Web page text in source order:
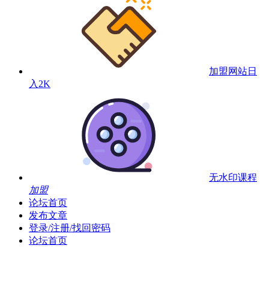
加盟网站日
入2K
无水印课程
加盟
论坛首页
发布文章
登录/注册/找回密码
论坛首页